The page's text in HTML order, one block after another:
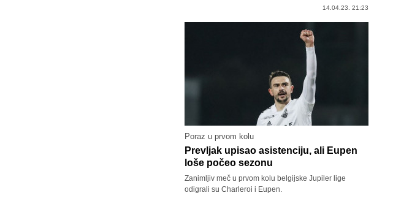
14.04.23. 21:23
Poraz u prvom kolu
Prevljak upisao asistenciju, ali Eupen
loše počeo sezonu
Zanimljiv meč u prvom kolu belgijske Jupiler lige
odigrali su Charleroi i Eupen.